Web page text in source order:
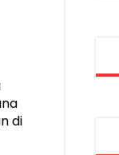
Lampung
Tekankan
di